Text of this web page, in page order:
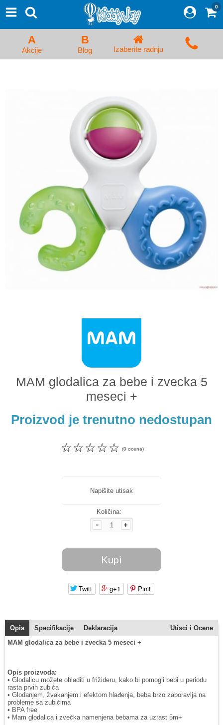
Proizvodi
Početna Prijava/Registracija
Kolica za bebe i dečija kolica
Kreveci, ljuljaške i ležaljke
Kadice, noše i adapteri
Hranilice, flašice i cucle
Monitori, Ogradice i tricikli
Posteljine, vrećice i baldahini
Odeća i obuća
Igračke za bebe i decu
0
A
Akcije
B
Blog Izaberite radnju
MAM glodalica za bebe i zvecka 5
meseci +
Proizvod je trenutno nedostupan
☆
☆
☆
☆
☆ (0 ocena)
Napišite utisak
Količina:
Twitt g+1 Pinit
Opis Specifikacije Deklaracija
Utisci i Ocene
MAM glodalica za bebe i zvecka 5 meseci +
Opis proizvoda:
• Glodalicu možete ohladiti u frižideru, kako bi pomogli bebi u periodu
rasta prvih zubića
• Glodanjem, žvakanjem i efektom hlađenja, beba brzo zaboravlja na
probleme sa zubićima
• BPA free
• Mam glodalica i zvečka namenjena bebama za uzrast 5m+